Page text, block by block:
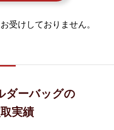
受けしておりません。
ダーバッグの
実績